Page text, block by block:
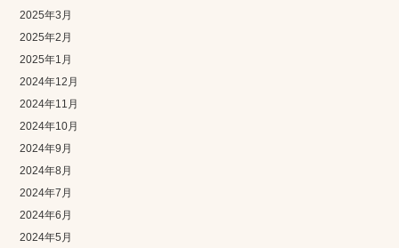
2025年3月
2025年2月
2025年1月
2024年12月
2024年11月
2024年10月
2024年9月
2024年8月
2024年7月
2024年6月
2024年5月